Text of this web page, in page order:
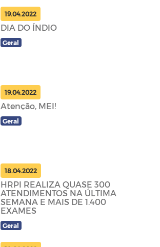
19.04.2022
DIA DO ÍNDIO
Geral
19.04.2022
Atenção, MEI!
Geral
18.04.2022
HRPI REALIZA QUASE 300
ATENDIMENTOS NA ÚLTIMA
SEMANA E MAIS DE 1.400
EXAMES
Geral